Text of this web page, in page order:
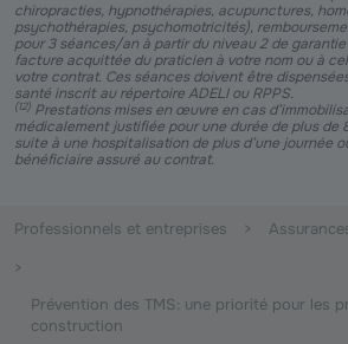
chiropracties, hypnothérapies, acupunctures,
psychothérapies, psychomotricités),
pour 3 séances/an à partir du niveau 2 de
facture acquittée du praticien à votre nom ou à
votre contrat. Ces séances doivent être
santé inscrit au répertoire ADELI ou RPPS.
(12) Prestations mises en œuvre en cas
médicalement justifiée pour une durée de plus de
suite à une hospitalisation de plus d’une journée
bénéficiaire assuré au contrat.
Professionnels et entreprises
Prévention des TMS : une priorité pour les
construction